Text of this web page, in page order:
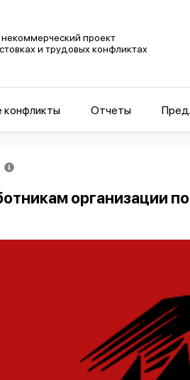
проект
и трудовых конфликтах
конфликты Отчеты
организации